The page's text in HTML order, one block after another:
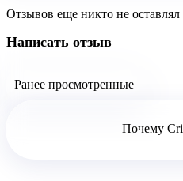
Отзывов еще никто не оставлял
Написать отзыв
Ранее просмотренные
Почему